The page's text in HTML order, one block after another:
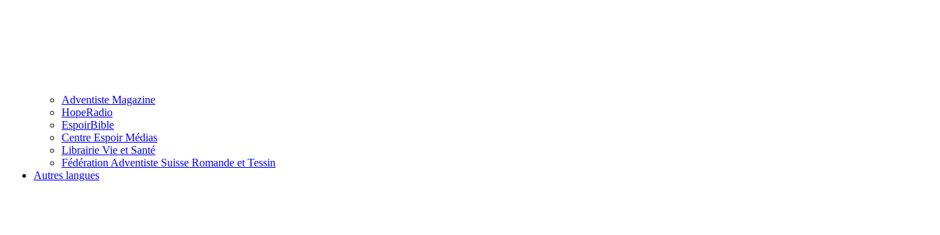
Adventiste Magazine
HopeRadio
EspoirBible
Centre Espoir Médias
Librairie Vie et Santé
Fédération Adventiste Suisse Romande et Tessin
Autres langues